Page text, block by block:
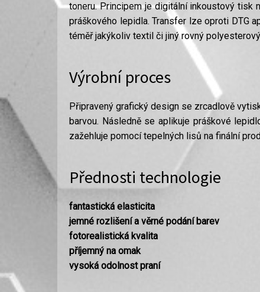
toneru. Principem je digitální inkoustový tisk
práškového lepidla. Transfer lze oproti DTG
téměř jakýkoliv textil či jiný rovný
Výrobní proces
Připravený grafický design se zrcadlově
barvou. Následně se aplikuje práškové
zažehluje pomocí tepelných lisů na finální
Přednosti technologie
fantastická elasticita
jemné rozlišení a věrné podání barev
fotorealistická kvalita
příjemný na omak
vysoká odolnost praní